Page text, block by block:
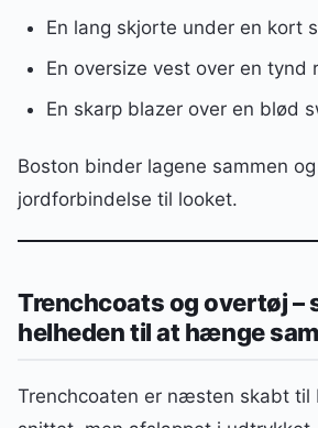
En lang skjorte under en kort
En oversize vest over en tynd
En skarp blazer over en blød
Boston binder lagene sammen
jordforbindelse til looket.
Trenchcoats og overtøj –
helheden til at hænge
Trenchcoaten er næsten skabt til